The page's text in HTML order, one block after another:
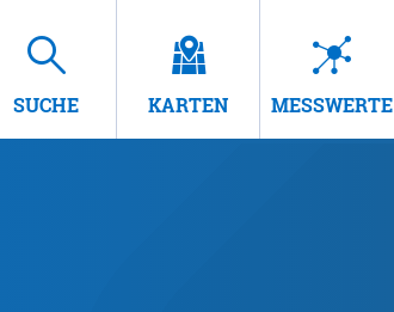
SUCHE KARTEN MESSWERTE